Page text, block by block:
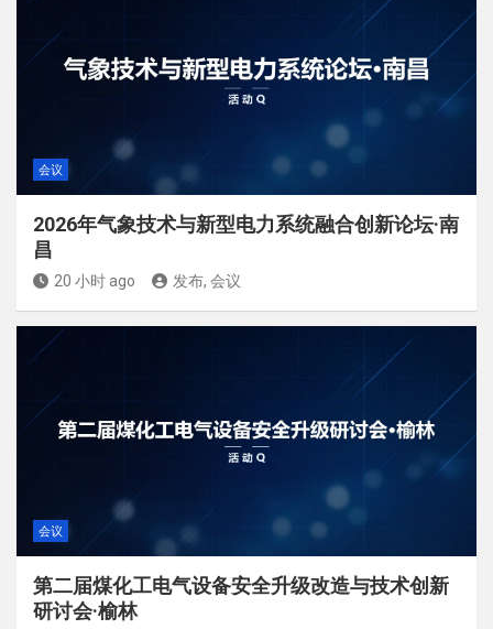
会议
2026年气象技术与新型电力系统融合创新论坛·南
昌
20 小时 ago 发布, 会议
会议
第二届煤化工电气设备安全升级改造与技术创新
研讨会·榆林